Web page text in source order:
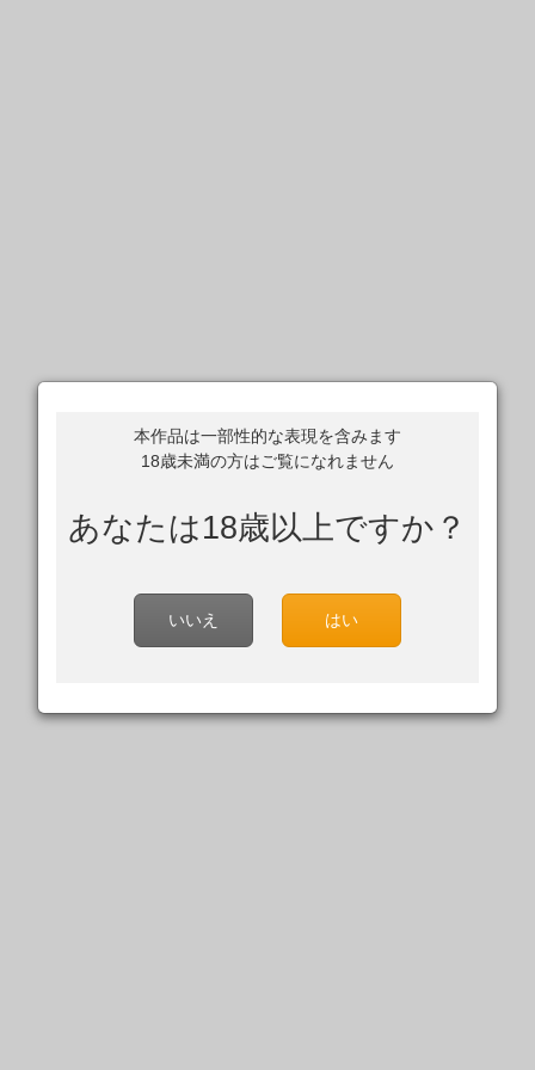
本作品は一部性的な表現を含みます
18歳未満の方はご覧になれません
あなたは18歳以上ですか？
いいえ はい